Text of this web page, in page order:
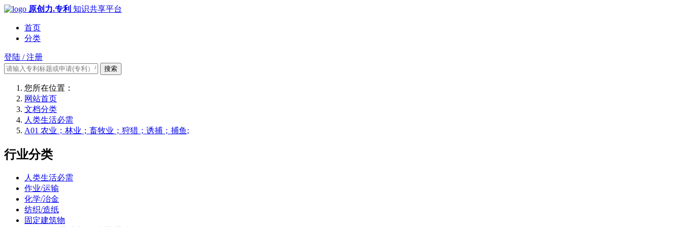
原创力.专利 知识共享平台
首页
分类
登陆 / 注册
搜索
您所在位置：
网站首页
文档分类
人类生活必需
A01 农业；林业；畜牧业；狩猎；诱捕；捕鱼;
行业分类
人类生活必需
作业/运输
化学/冶金
纺织/造纸
固定建筑物